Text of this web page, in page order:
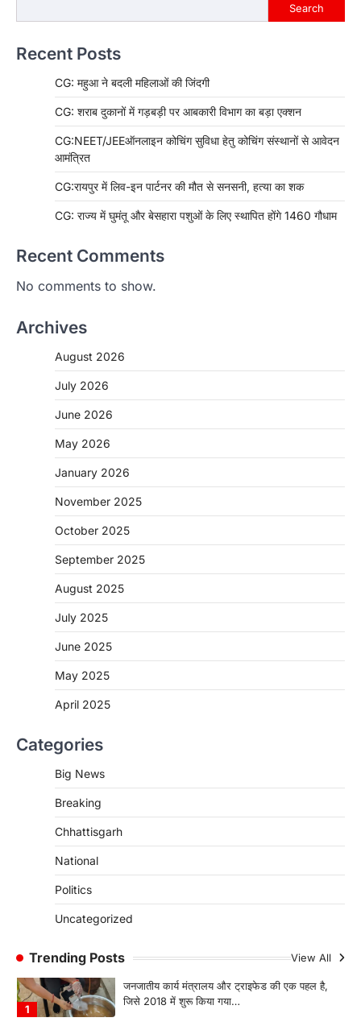
Search
Recent Posts
CG: महुआ ने बदली महिलाओं की जिंदगी
CG: शराब दुकानों में गड़बड़ी पर आबकारी विभाग का बड़ा एक्शन
CG:NEET/JEEऑनलाइन कोचिंग सुविधा हेतु कोचिंग संस्थानों से आवेदन
आमंत्रित
CG:रायपुर में लिव-इन पार्टनर की मौत से सनसनी, हत्या का शक
CG: राज्य में घुमंतू और बेसहारा पशुओं के लिए स्थापित होंगे 1460 गौधाम
Recent Comments
No comments to show.
Archives
August 2026
July 2026
June 2026
May 2026
January 2026
November 2025
October 2025
September 2025
August 2025
July 2025
June 2025
May 2025
April 2025
Categories
Big News
Breaking
Chhattisgarh
National
Politics
Uncategorized
Trending Posts View All
CG: शराब दुकानों में गड़बड़ी पर आबकारी
विभाग का बड़ा एक्शन
रायपुर। छत्तीसगढ़ में शराब दुकानों में अधिक कीमत पर
कोचिंग संस्थानों से आवेदन आमंत्रित
CHHATTISGARH
More Khabar August 6, 2026
1
CHHATTISGARH
More Khabar August 6, 2026
जनजातीय कार्य मंत्रालय और ट्राइफेड की एक पहल है,
जिसे 2018 में शुरू किया गया…